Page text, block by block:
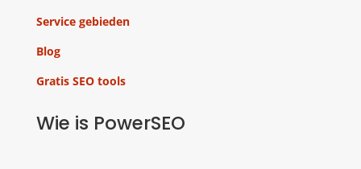
Service gebieden
Blog
Gratis SEO tools
Wie is PowerSEO